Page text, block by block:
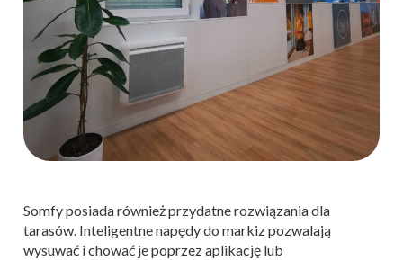
Somfy posiada również przydatne rozwiązania dla
tarasów. Inteligentne napędy do markiz pozwalają
wysuwać i chować je poprzez aplikację lub